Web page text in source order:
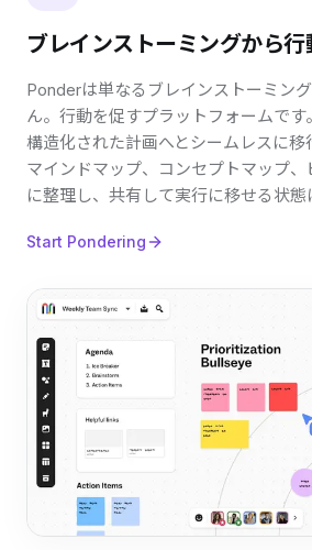
ブレインストーミングから
Ponderは単なるブレインストーミン
ん。行動を促すプラットフォームです
構造化された計画へとシームレスに移
マインドマップ、コンセプトマップ、
に整理し、共有して実行に移せる状態
Start Pondering